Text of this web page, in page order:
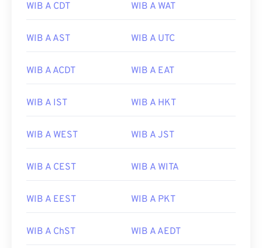
WIB A CDT WIB A WAT
WIB A AST WIB A UTC
WIB A ACDT WIB A EAT
WIB A IST WIB A HKT
WIB A WEST WIB A JST
WIB A CEST WIB A WITA
WIB A EEST WIB A PKT
WIB A ChST WIB A AEDT